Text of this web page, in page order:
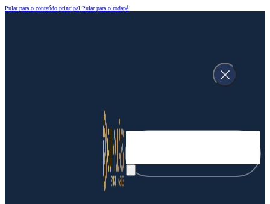
Pular para o conteúdo principal Pular para o rodapé